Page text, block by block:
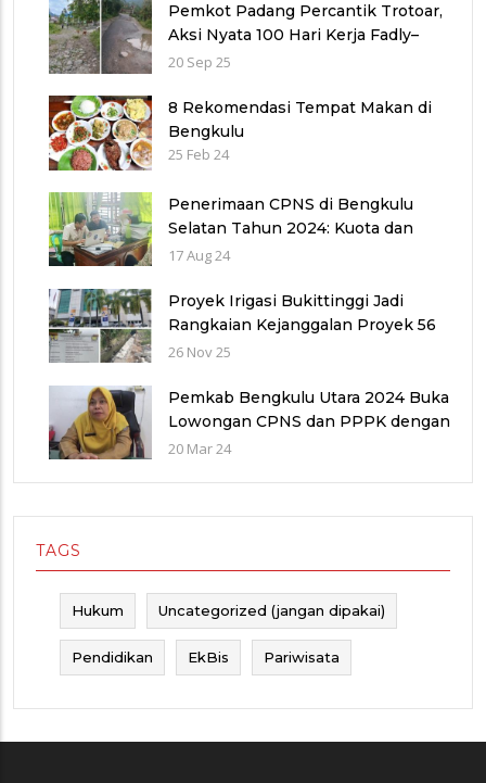
Pemkot Padang Percantik Trotoar,
Aksi Nyata 100 Hari Kerja Fadly–
Maigus Dan Sisakan Jalan 1000
20 Sep 25
8 Rekomendasi Tempat Makan di
Bengkulu
25 Feb 24
Penerimaan CPNS di Bengkulu
Selatan Tahun 2024: Kuota dan
Jadwal Pendaftaran
17 Aug 24
Proyek Irigasi Bukittinggi Jadi
Rangkaian Kejanggalan Proyek 56
Miliar di Bawah Wilayah Balai
(WBS)
26 Nov 25
Pemkab Bengkulu Utara 2024 Buka
Lowongan CPNS dan PPPK dengan
Jumlah Formasi yang Menurun
20 Mar 24
TAGS
Hukum Uncategorized (jangan dipakai)
Pendidikan EkBis Pariwisata